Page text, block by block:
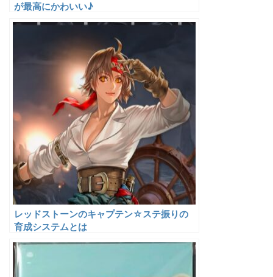
が最高にかわいい♪
レッドストーンのキャプテン☆ステ振りの
育成システムとは